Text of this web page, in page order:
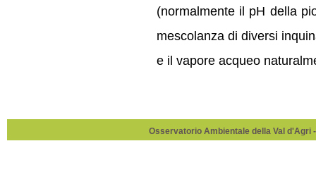
(normalmente il pH della
mescolanza di diversi
e il vapore acqueo
Osservatorio Ambientale della Val d'Agri